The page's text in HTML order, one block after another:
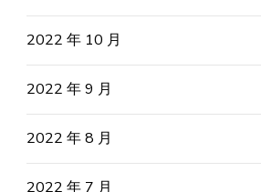
2022 年 10 月
2022 年 9 月
2022 年 8 月
2022 年 7 月